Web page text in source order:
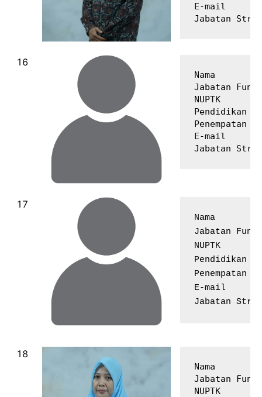
E-mail
Nama
Jabatan
NUPTK
Pendidikan
E-mail
Nama
Jabatan
NUPTK
Pendidikan
E-mail
Nama
Jabatan
NUPTK